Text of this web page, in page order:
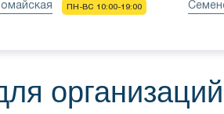
ПН-ВС 10:00-19:00